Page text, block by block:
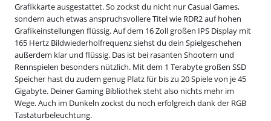
Grafikkarte ausgestattet. So zockst du nicht nur Casual Games,
sondern auch etwas anspruchsvollere Titel wie RDR2 auf hohen
Grafikeinstellungen flüssig. Auf dem 16 Zoll großen IPS Display mit
165 Hertz Bildwiederholfrequenz siehst du dein Spielgeschehen
außerdem klar und flüssig. Das ist bei rasanten Shootern und
Rennspielen besonders nützlich. Mit dem 1 Terabyte großen SSD
Speicher hast du zudem genug Platz für bis zu 20 Spiele von je 45
Gigabyte. Deiner Gaming Bibliothek steht also nichts mehr im
Wege. Auch im Dunkeln zockst du noch erfolgreich dank der RGB
Tastaturbeleuchtung.